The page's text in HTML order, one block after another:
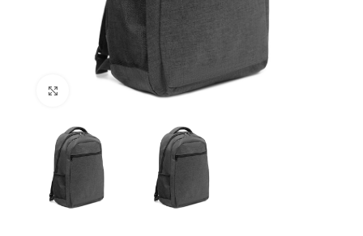
Click to enlarge